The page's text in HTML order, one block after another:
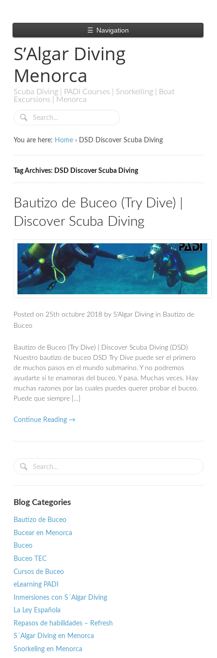
☰ Navigation
S’Algar Diving
Menorca
Scuba Diving | PADI Courses | Snorkelling | Boat
Excursions | Menorca
You are here: Home › DSD Discover Scuba Diving
Tag Archives: DSD Discover Scuba Diving
Bautizo de Buceo (Try Dive) |
Discover Scuba Diving
Posted on 25th octubre 2018 by S'Algar Diving in Bautizo de
Buceo
Bautizo de Buceo (Try Dive) | Discover Scuba Diving (DSD)
Nuestro bautizo de buceo DSD Try Dive puede ser el primero
de muchos pasos en el mundo submarino. Y no podremos
ayudarte si te enamoras del buceo. Y pasa. Muchas veces. Hay
muchas razones por las cuales puedes querer probar el buceo.
Puede que siempre […]
Continue Reading →
Blog Categories
Bautizo de Buceo
Bucear en Menorca
Buceo
Buceo TEC
Cursos de Buceo
eLearning PADI
Inmersiones con S´Algar Diving
La Ley Española
Repasos de habilidades – Refresh
S´Algar Diving en Menorca
Snorkeling en Menorca